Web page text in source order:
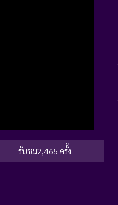
รับชม2,465 ครั้ง